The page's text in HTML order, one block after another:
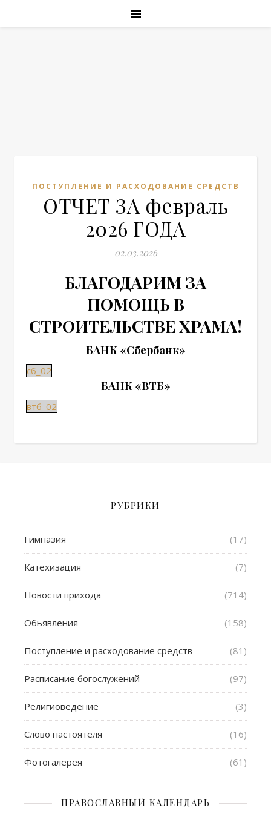
ПОСТУПЛЕНИЕ И РАСХОДОВАНИЕ СРЕДСТВ
ОТЧЕТ ЗА февраль
2026 ГОДА
02.03.2026
БЛАГОДАРИМ ЗА
ПОМОЩЬ В
СТРОИТЕЛЬСТВЕ ХРАМА!
БАНК «Сбербанк»
сб_02
БАНК «ВТБ»
втб_02
РУБРИКИ
Гимназия (17)
Катехизация (7)
Новости прихода (714)
Обьявления (158)
Поступление и расходование средств (81)
Расписание богослужений (97)
Религиоведение (3)
Слово настоятеля (16)
Фотогалерея (61)
ПРАВОСЛАВНЫЙ КАЛЕНДАРЬ